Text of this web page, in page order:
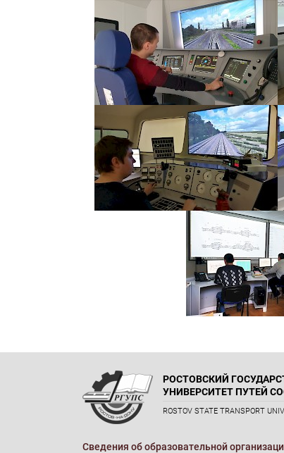
РОСТОВСКИЙ
УНИВЕРСИТЕТ ПУТЕЙ
ROSTOV STATE TRANSPORT
Сведения об образовательной